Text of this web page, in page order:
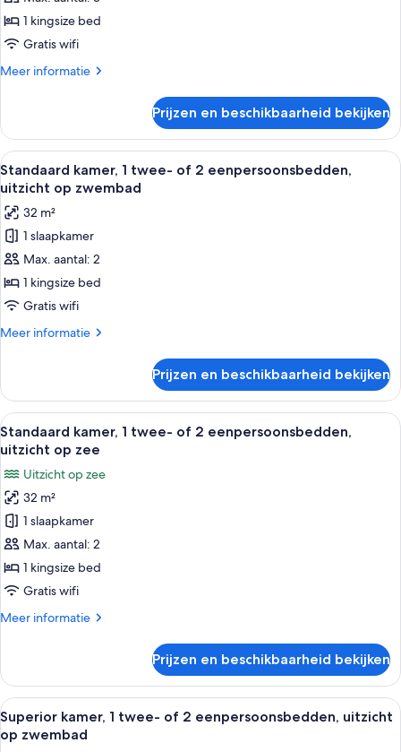
1 kingsize bed
Gratis wifi
Meer informatie
Meer
kamer
Prijzen en beschikbaarheid bekijken
Alle
foto's
voor
Standaard
kamer,
1
twee-
of
2
op
zwembad
laden
Een hotelkamer met twee bedden,
5
Standaard kamer, 1 twee- of 2 eenpersoonsbedden,
uitzicht op zwembad
32 m²
1 slaapkamer
Max. aantal: 2
1 kingsize bed
Gratis wifi
Meer informatie
Meer
kamer,
twee-
of
eenpersoonsbedden,
uitzicht
op
zwembad
Prijzen en beschikbaarheid bekijken
Alle
foto's
Standaard
kamer,
twee-
of
2
uitzicht
laden
Een hotelkamer met twee bedden,
5
Standaard kamer, 1 twee- of 2 eenpersoonsbedden,
uitzicht op zee
Uitzicht op zee
32 m²
1 slaapkamer
Max. aantal: 2
1 kingsize bed
Gratis wifi
Meer informatie
Meer
kamer,
twee-
of
Prijzen en beschikbaarheid bekijken
Alle
foto's
Hotelkamer met een bed,
5
Superior kamer, 1 twee- of 2 eenpersoonsbedden, uitzicht
op zwembad